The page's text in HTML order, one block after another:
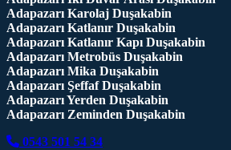
Adapazarı Karolaj Duşakabin
Adapazarı Katlanır Duşakabin
Adapazarı Katlanır Kapı Duşakabin
Adapazarı Metrobüs Duşakabin
Adapazarı Mika Duşakabin
Adapazarı Şeffaf Duşakabin
Adapazarı Yerden Duşakabin
Adapazarı Zeminden Duşakabin
0543 501 54 34